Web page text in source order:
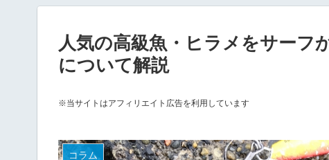
人気の高級魚・ヒラメをサーフ
について解説
※当サイトはアフィリエイト広告を利用しています
コラム